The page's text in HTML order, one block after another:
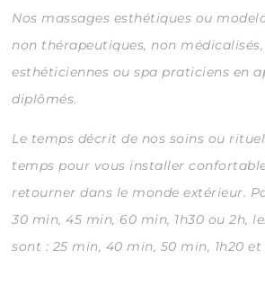
Nos massages esthétiques ou
non thérapeutiques, non
esthéticiennes ou spa praticiens en
diplômés.
Le temps décrit de nos soins ou
temps pour vous installer
retourner dans le monde extérieur.
30 min, 45 min, 60 min, 1h30 ou 2h,
sont : 25 min, 40 min, 50 min, 1h20 et